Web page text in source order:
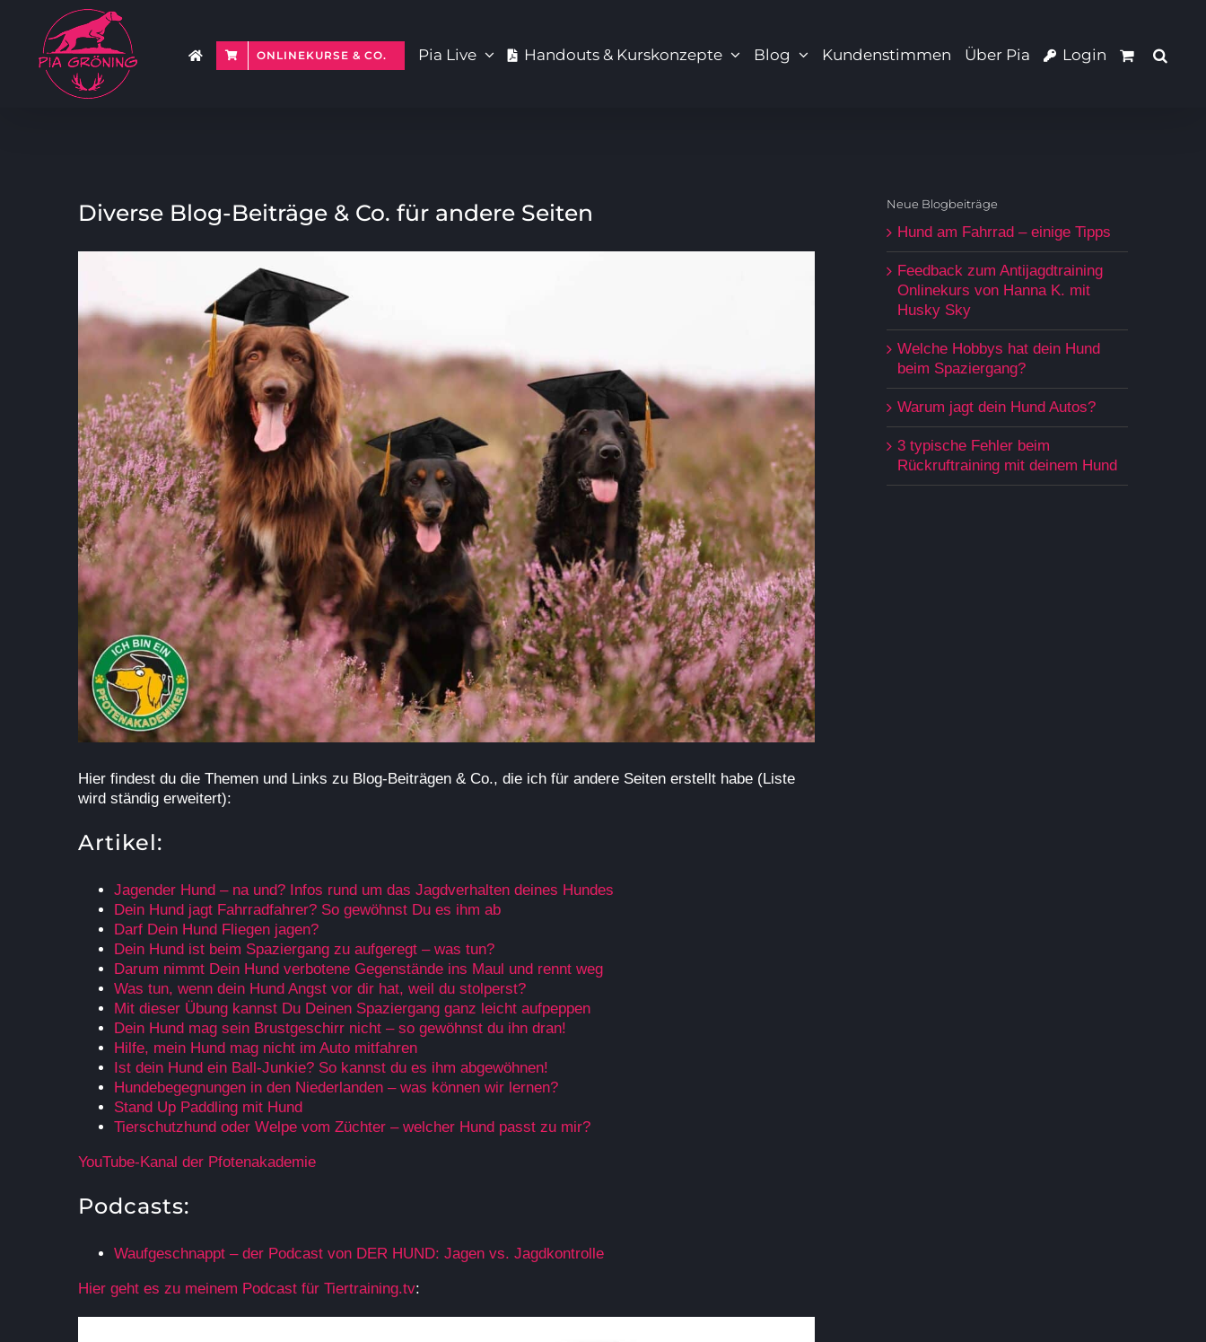
springen
ONLINEKURSE & CO. Pia Live Handouts & Kurskonzepte Blog Kundenstimmen Über Pia Login
Diverse Blog-Beiträge & Co. für andere Seiten
Hier findest du die Themen und Links zu Blog-Beiträgen & Co., die ich für andere Seiten erstellt habe (Liste
wird ständig erweitert):
Artikel:
Jagender Hund – na und? Infos rund um das Jagdverhalten deines Hundes
Dein Hund jagt Fahrradfahrer? So gewöhnst Du es ihm ab
Darf Dein Hund Fliegen jagen?
Dein Hund ist beim Spaziergang zu aufgeregt – was tun?
Darum nimmt Dein Hund verbotene Gegenstände ins Maul und rennt weg
Was tun, wenn dein Hund Angst vor dir hat, weil du stolperst?
Mit dieser Übung kannst Du Deinen Spaziergang ganz leicht aufpeppen
Dein Hund mag sein Brustgeschirr nicht – so gewöhnst du ihn dran!
Hilfe, mein Hund mag nicht im Auto mitfahren
Ist dein Hund ein Ball-Junkie? So kannst du es ihm abgewöhnen!
Hundebegegnungen in den Niederlanden – was können wir lernen?
Stand Up Paddling mit Hund
Tierschutzhund oder Welpe vom Züchter – welcher Hund passt zu mir?
YouTube-Kanal der Pfotenakademie
Podcasts:
Waufgeschnappt – der Podcast von DER HUND: Jagen vs. Jagdkontrolle
Hier geht es zu meinem Podcast für Tiertraining.tv:
Neue Blogbeiträge
Hund am Fahrrad – einige Tipps
Feedback zum Antijagdtraining
Onlinekurs von Hanna K. mit
Husky Sky
Welche Hobbys hat dein Hund
beim Spaziergang?
Warum jagt dein Hund Autos?
3 typische Fehler beim
Rückruftraining mit deinem Hund